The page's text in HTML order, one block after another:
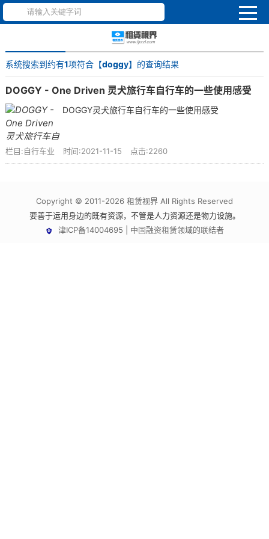
系统搜索到约有1项符合【doggy】的查询结果
DOGGY - One Driven 灵犬旅行车自行车的一些使用感受
DOGGY灵犬旅行车自行车的一些使用感受
栏目:自行车业 时间:2021-11-15 点击:2260
Copyright © 2011-2026 租赁视界 All Rights Reserved
要善于运用身边的既有资源，不管是人力资源还是物力设施。
津ICP备14004695 | 中国融资租赁领域的联结者